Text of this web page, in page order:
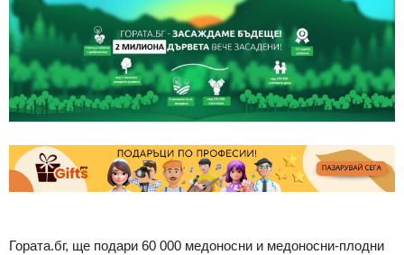
Гората.бг, ще подари 60 000 медоносни и медоносни-плодни